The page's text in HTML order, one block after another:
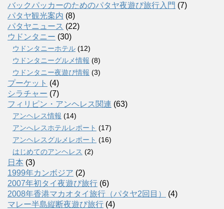
バックパッカーのためのパタヤ夜遊び旅行入門 (7)
パタヤ観光案内 (8)
パタヤニュース (22)
ウドンタニー (30)
ウドンタニーホテル (12)
ウドンタニーグルメ情報 (8)
ウドンタニー夜遊び情報 (3)
プーケット (4)
シラチャー (7)
フィリピン・アンヘレス関連 (63)
アンヘレス情報 (14)
アンへレスホテルレポート (17)
アンヘレスグルメレポート (16)
はじめてのアンヘレス (2)
日本 (3)
1999年カンボジア (2)
2007年初タイ夜遊び旅行 (6)
2008年香港マカオタイ旅行（パタヤ2回目）
(4)
マレー半島縦断夜遊び旅行 (4)